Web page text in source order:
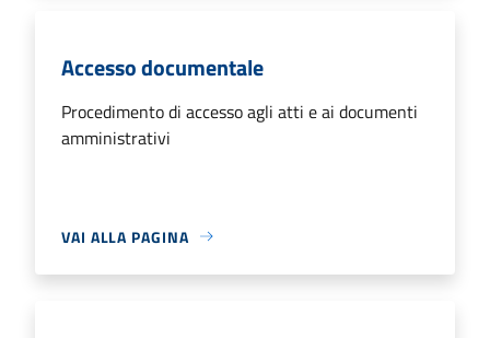
Accesso documentale
Procedimento di accesso agli atti e ai documenti
amministrativi
VAI ALLA PAGINA